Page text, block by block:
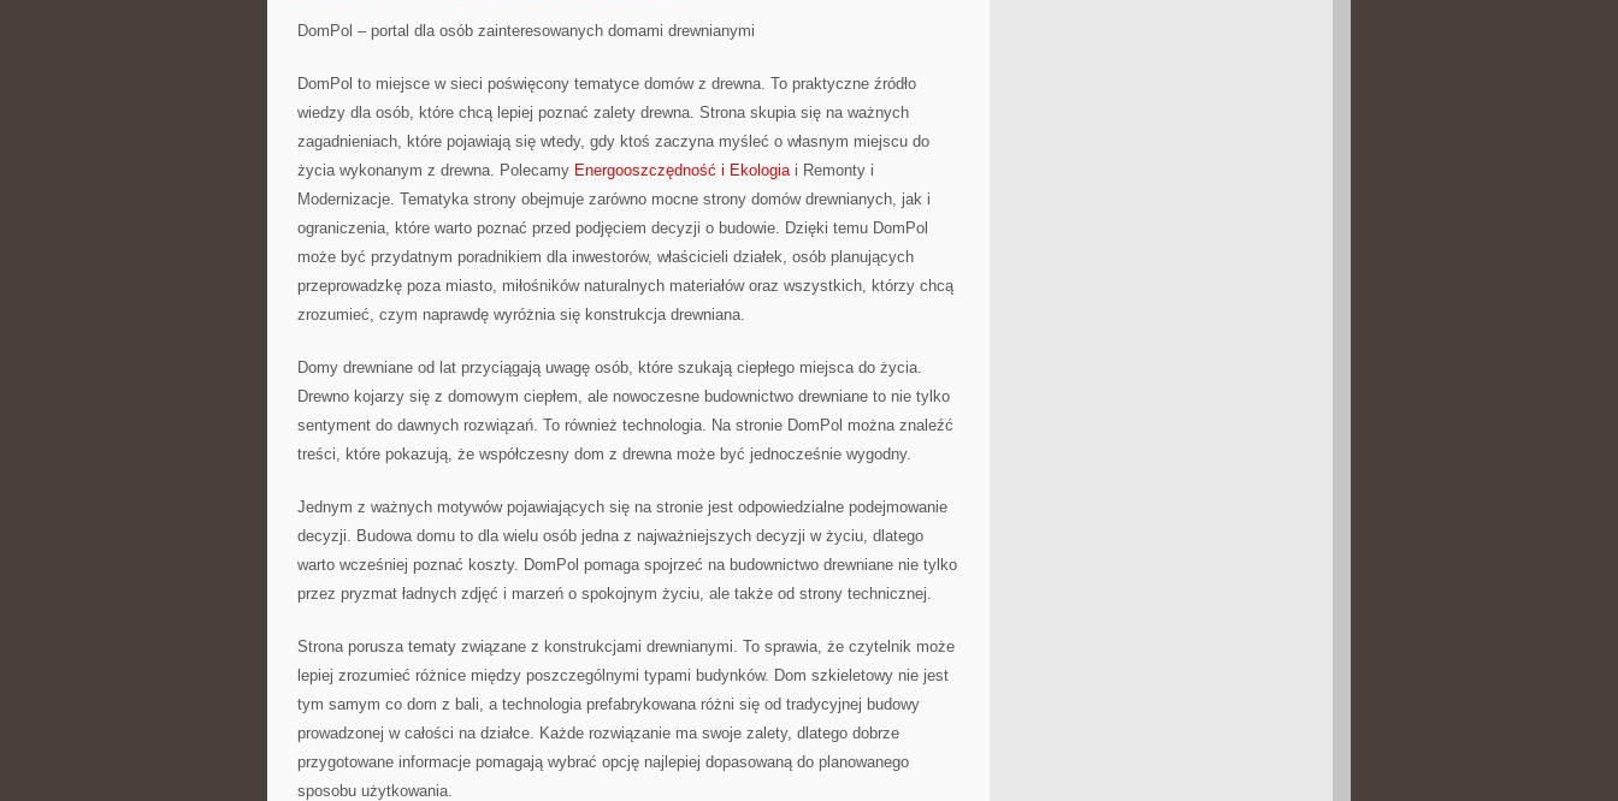
DomPol – portal dla osób zainteresowanych domami drewnianymi
DomPol to miejsce w sieci poświęcony tematyce domów z drewna. To praktyczne źródło
wiedzy dla osób, które chcą lepiej poznać zalety drewna. Strona skupia się na ważnych
zagadnieniach, które pojawiają się wtedy, gdy ktoś zaczyna myśleć o własnym miejscu do
życia wykonanym z drewna. Polecamy Energooszczędność i Ekologiai Remonty i
Modernizacje. Tematyka strony obejmuje zarówno mocne strony domów drewnianych, jak i
ograniczenia, które warto poznać przed podjęciem decyzji o budowie. Dzięki temu DomPol
może być przydatnym poradnikiem dla inwestorów, właścicieli działek, osób planujących
przeprowadzkę poza miasto, miłośników naturalnych materiałów oraz wszystkich, którzy chcą
zrozumieć, czym naprawdę wyróżnia się konstrukcja drewniana.
Domy drewniane od lat przyciągają uwagę osób, które szukają ciepłego miejsca do życia.
Drewno kojarzy się z domowym ciepłem, ale nowoczesne budownictwo drewniane to nie tylko
sentyment do dawnych rozwiązań. To również technologia. Na stronie DomPol można znaleźć
treści, które pokazują, że współczesny dom z drewna może być jednocześnie wygodny.
Jednym z ważnych motywów pojawiających się na stronie jest odpowiedzialne podejmowanie
decyzji. Budowa domu to dla wielu osób jedna z najważniejszych decyzji w życiu, dlatego
warto wcześniej poznać koszty. DomPol pomaga spojrzeć na budownictwo drewniane nie tylko
przez pryzmat ładnych zdjęć i marzeń o spokojnym życiu, ale także od strony technicznej.
Strona porusza tematy związane z konstrukcjami drewnianymi. To sprawia, że czytelnik może
lepiej zrozumieć różnice między poszczególnymi typami budynków. Dom szkieletowy nie jest
tym samym co dom z bali, a technologia prefabrykowana różni się od tradycyjnej budowy
prowadzonej w całości na działce. Każde rozwiązanie ma swoje zalety, dlatego dobrze
przygotowane informacje pomagają wybrać opcję najlepiej dopasowaną do planowanego
sposobu użytkowania.